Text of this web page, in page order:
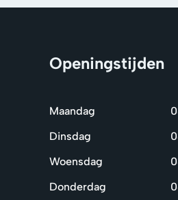
Openingstijden
Maandag
Dinsdag
Woensdag
Donderdag